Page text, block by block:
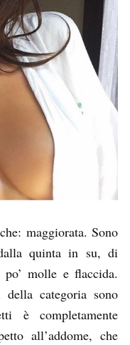
maggiorata. Sono
quinta in su, di
molle e flaccida.
della categoria sono
è completamente
all’addome, che